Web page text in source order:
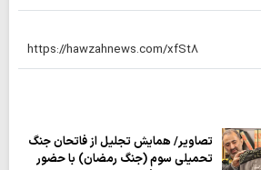
تصاویر/ همایش تجلیل از فاتحان جنگ
تحمیلی سوم (جنگ رمضان) با حضور